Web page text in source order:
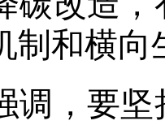
制和横
，要坚